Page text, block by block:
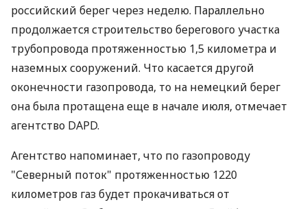
российский берег через неделю. Параллельно
продолжается строительство берегового участка
трубопровода протяженностью 1,5 километра и
наземных сооружений. Что касается другой
оконечности газопровода, то на немецкий берег
она была протащена еще в начале июля, отмечает
агентство DAPD.
Агентство напоминает, что по газопроводу
"Северный поток" протяженностью 1220
километров газ будет прокачиваться от